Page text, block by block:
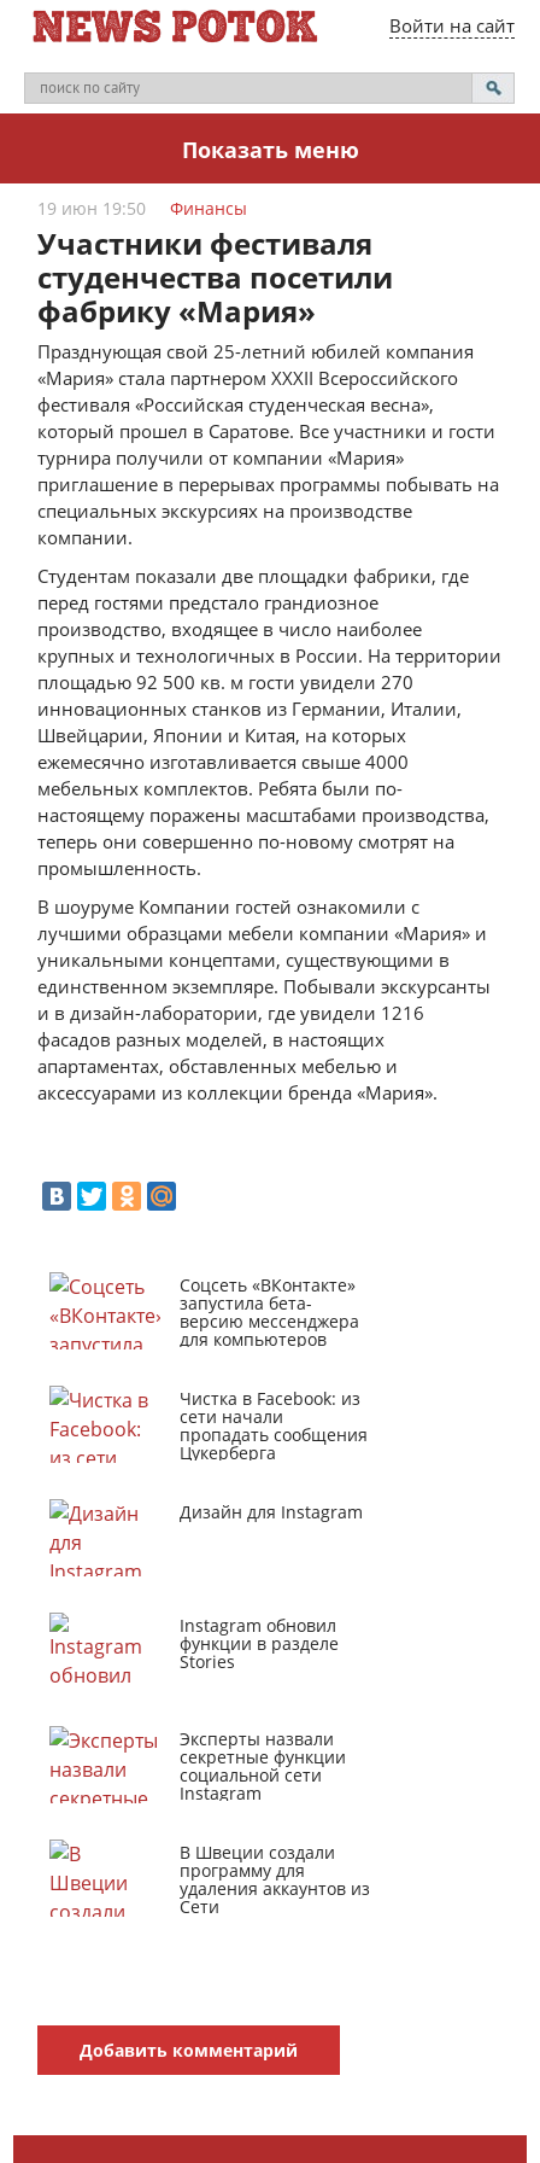
Войти на сайт
Показать меню
19 июн 19:50 Финансы
Участники фестиваля
студенчества посетили
фабрику «Мария»
Празднующая свой 25-летний юбилей компания
«Мария» стала партнером XXXII Всероссийского
фестиваля «Российская студенческая весна»,
который прошел в Саратове. Все участники и гости
турнира получили от компании «Мария»
приглашение в перерывах программы побывать на
специальных экскурсиях на производстве
компании.
Студентам показали две площадки фабрики, где
перед гостями предстало грандиозное
производство, входящее в число наиболее
крупных и технологичных в России. На территории
площадью 92 500 кв. м гости увидели 270
инновационных станков из Германии, Италии,
Швейцарии, Японии и Китая, на которых
ежемесячно изготавливается свыше 4000
мебельных комплектов. Ребята были по-
настоящему поражены масштабами производства,
теперь они совершенно по-новому смотрят на
промышленность.
В шоуруме Компании гостей ознакомили с
лучшими образцами мебели компании «Мария» и
уникальными концептами, существующими в
единственном экземпляре. Побывали экскурсанты
и в дизайн-лаборатории, где увидели 1216
фасадов разных моделей, в настоящих
апартаментах, обставленных мебелью и
аксессуарами из коллекции бренда «Мария».
Соцсеть «ВКонтакте»
запустила бета-
версию мессенджера
для компьютеров
Чистка в Facebook: из
сети начали
пропадать сообщения
Цукерберга
Дизайн для Instagram
Instagram обновил
функции в разделе
Stories
Эксперты назвали
секретные функции
социальной сети
Instagram
В Швеции создали
программу для
удаления аккаунтов из
Сети
Добавить комментарий